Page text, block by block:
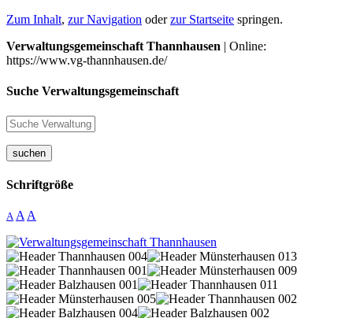
Zum Inhalt, zur Navigation oderzur Startseite springen.
Verwaltungsgemeinschaft Thannhausen | Online:
https://www.vg-thannhausen.de/
Suche Verwaltungsgemeinschaft
suchen
Schriftgröße
A A A